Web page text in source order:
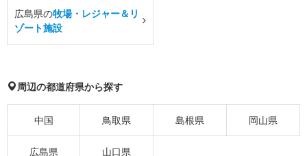
広島県の牧場・レジャー＆リ
ゾート施設
周辺の都道府県から探す
中国 鳥取県 島根県 岡山県
広島県 山口県